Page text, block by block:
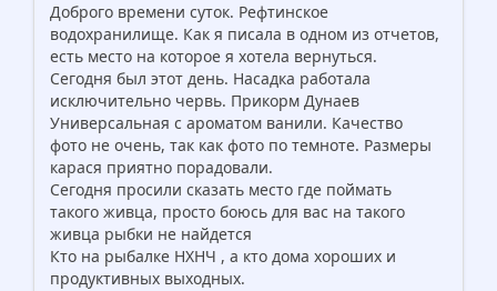
Доброго времени суток. Рефтинское
водохранилище. Как я писала в одном из отчетов,
есть место на которое я хотела вернуться.
Сегодня был этот день. Насадка работала
исключительно червь. Прикорм Дунаев
Универсальная с ароматом ванили. Качество
фото не очень, так как фото по темноте. Размеры
карася приятно порадовали.
Сегодня просили сказать место где поймать
такого живца, просто боюсь для вас на такого
живца рыбки не найдется
Кто на рыбалке НХНЧ , а кто дома хороших и
продуктивных выходных.